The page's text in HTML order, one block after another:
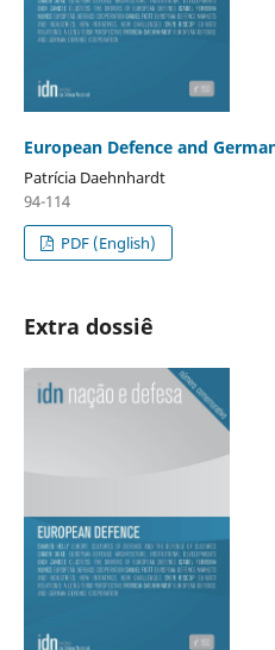
European Defence and
Patrícia Daehnhardt
94-114
PDF (English)
Extra dossiê